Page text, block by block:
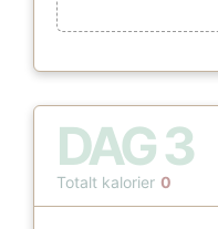
DAG3
Totalt kalorier 0